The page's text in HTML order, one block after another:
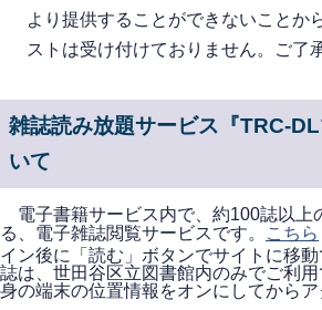
より提供することができないことか
ストは受け付けておりません。ご了
雑誌読み放題サービス『TRC-
いて
電子書籍サービス内で、約100誌以上
る、電子雑誌閲覧サービスです。
こちら
イン後に「読む」ボタンでサイトに移
誌は、世田谷区立図書館内のみでご利
身の端末の位置情報をオンにしてからア